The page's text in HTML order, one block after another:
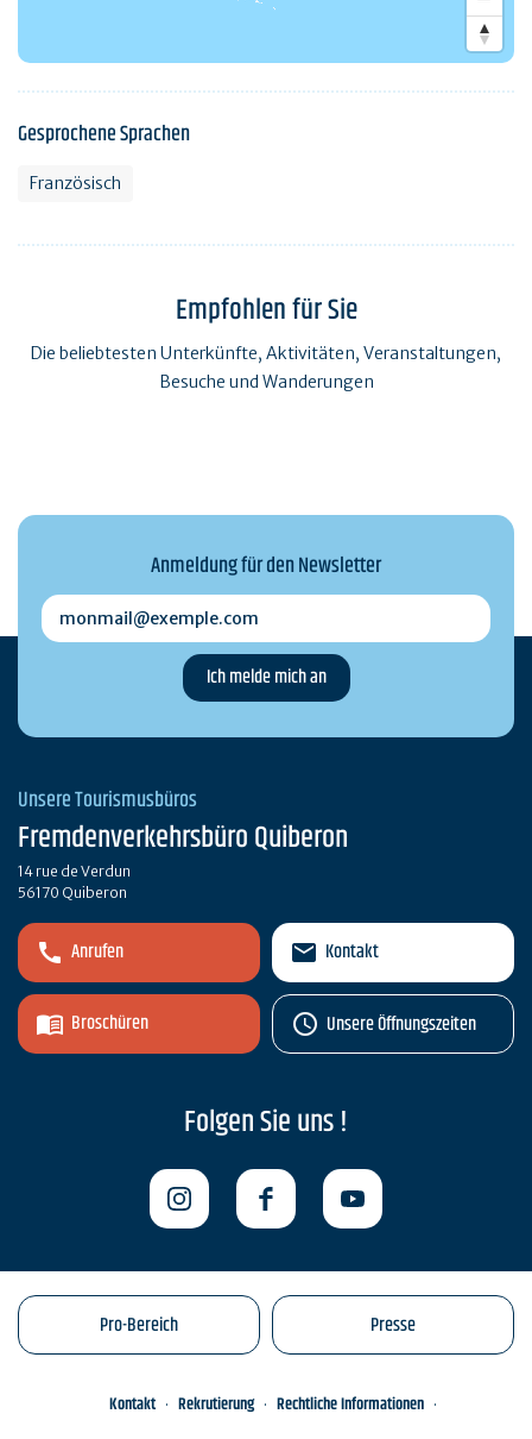
Gesprochene Sprachen
Französisch
Empfohlen für Sie
Die beliebtesten Unterkünfte, Aktivitäten, Veranstaltungen,
Besuche und Wanderungen
Anmeldung für den Newsletter
monmail@exemple.com
Unsere Tourismusbüros
Fremdenverkehrsbüro Quiberon
14 rue de Verdun
56170 Quiberon
Anrufen
Broschüren
Kontakt
Unsere Öffnungszeiten
Folgen Sie uns !
Pro-Bereich Presse
Kontakt Rekrutierung Rechtliche Informationen